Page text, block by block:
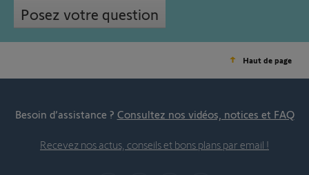
Posez votre question
Haut de page
Besoin d’assistance ? Consultez nos vidéos, notices et FAQ
Recevez nos actus, conseils et bons plans par email !